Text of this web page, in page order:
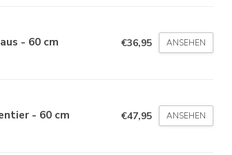
- 60 cm €36,95 ANSEHEN
- 60 cm €47,95 ANSEHEN